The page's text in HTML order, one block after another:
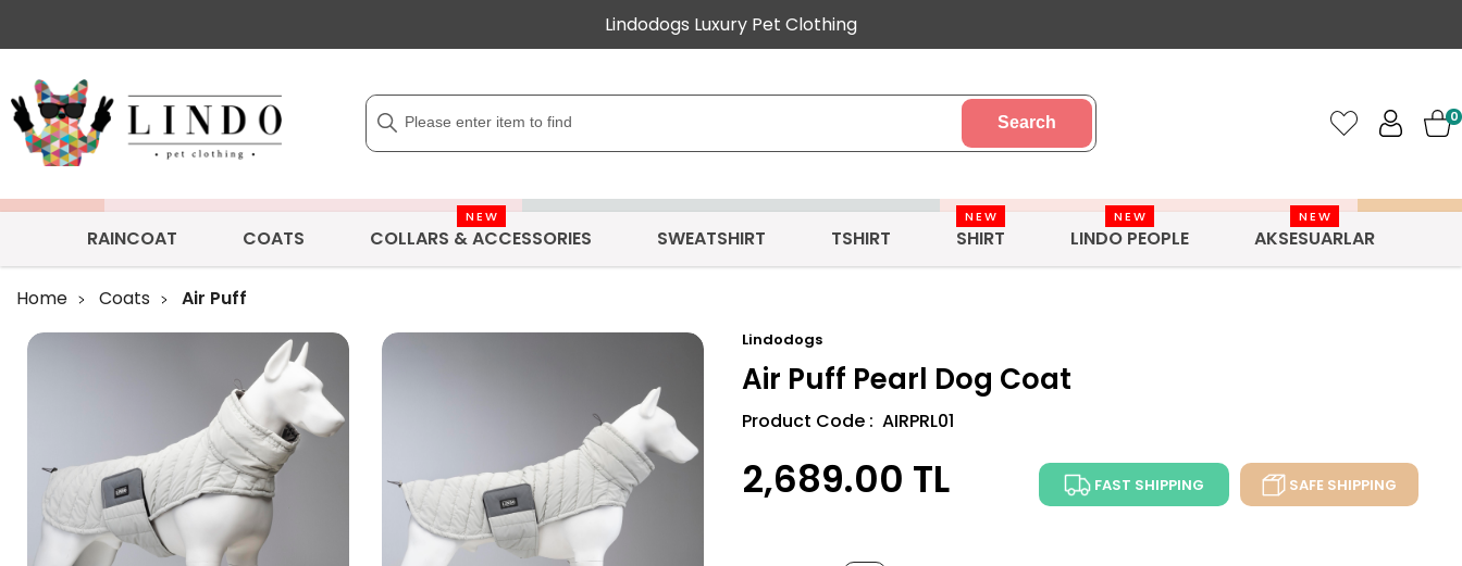
Lindodogs Luxury Pet Clothing
Search 0
RAINCOAT COATS
NEW
COLLARS & ACCESSORIES SWEATSHIRT TSHIRT
NEW
SHIRT
NEW
LINDO PEOPLE
NEW
AKSESUARLAR
Home Coats Air Puff
Lindodogs
Air Puff Pearl Dog Coat
Product Code : AIRPRL01
2,689.00 TL FAST SHIPPING SAFE SHIPPING